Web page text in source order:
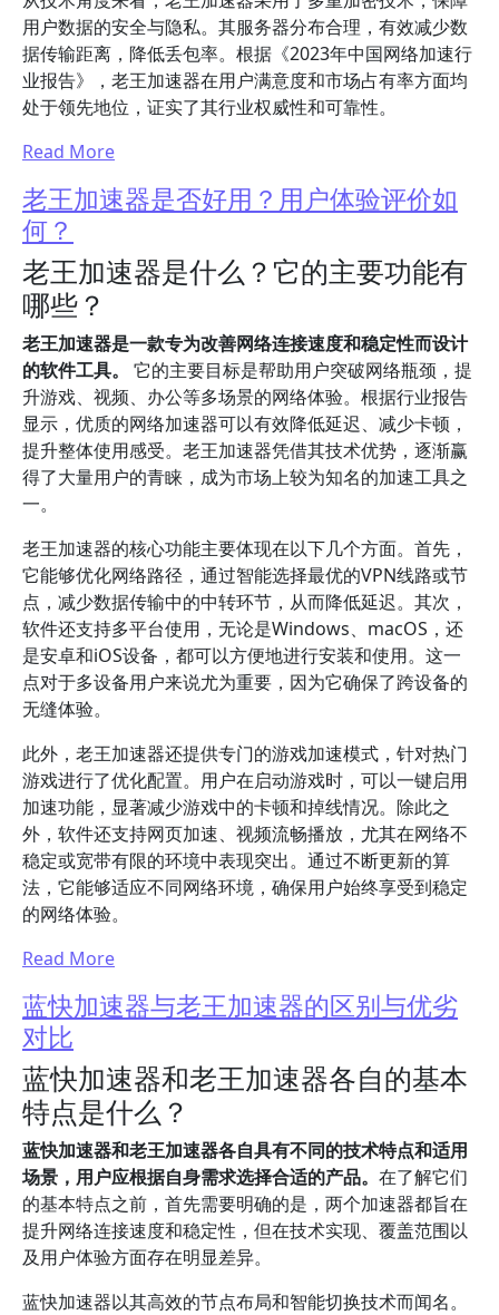
用户数据的安全与隐私。其服务器分布合理，有效减少数
据传输距离，降低丢包率。根据《2023年中国网络加速行
业报告》，老王加速器在用户满意度和市场占有率方面均
处于领先地位，证实了其行业权威性和可靠性。
Read More
老王加速器是否好用？用户体验评价如
何？
老王加速器是什么？它的主要功能有
哪些？
老王加速器是一款专为改善网络连接速度和稳定性而设计
的软件工具。
它的主要目标是帮助用户突破网络瓶颈，提
升游戏、视频、办公等多场景的网络体验。根据行业报告
显示，优质的网络加速器可以有效降低延迟、减少卡顿，
提升整体使用感受。老王加速器凭借其技术优势，逐渐赢
得了大量用户的青睐，成为市场上较为知名的加速工具之
一。
老王加速器的核心功能主要体现在以下几个方面。首先，
它能够优化网络路径，通过智能选择最优的VPN线路或节
点，减少数据传输中的中转环节，从而降低延迟。其次，
软件还支持多平台使用，无论是Windows、macOS，还
是安卓和iOS设备，都可以方便地进行安装和使用。这一
点对于多设备用户来说尤为重要，因为它确保了跨设备的
无缝体验。
此外，老王加速器还提供专门的游戏加速模式，针对热门
游戏进行了优化配置。用户在启动游戏时，可以一键启用
加速功能，显著减少游戏中的卡顿和掉线情况。除此之
外，软件还支持网页加速、视频流畅播放，尤其在网络不
稳定或宽带有限的环境中表现突出。通过不断更新的算
法，它能够适应不同网络环境，确保用户始终享受到稳定
的网络体验。
Read More
蓝快加速器与老王加速器的区别与优劣
对比
蓝快加速器和老王加速器各自的基本
特点是什么？
蓝快加速器和老王加速器各自具有不同的技术特点和适用
场景，用户应根据自身需求选择合适的产品。 在了解它们
的基本特点之前，首先需要明确的是，两个加速器都旨在
提升网络连接速度和稳定性，但在技术实现、覆盖范围以
及用户体验方面存在明显差异。
蓝快加速器以其高效的节点布局和智能切换技术而闻名。